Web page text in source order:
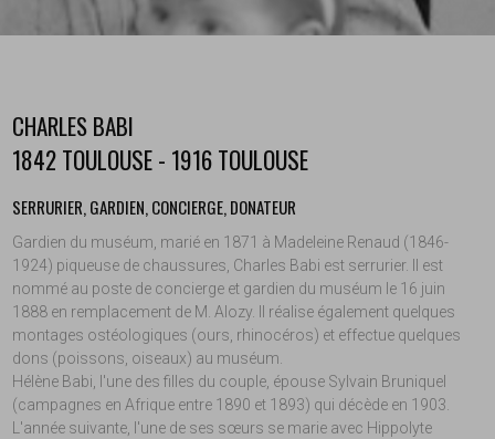
CHARLES BABI
1842 TOULOUSE - 1916 TOULOUSE
SERRURIER, GARDIEN, CONCIERGE, DONATEUR
Gardien du muséum, marié en 1871 à Madeleine Renaud (1846-
1924) piqueuse de chaussures, Charles Babi est serrurier. Il est
nommé au poste de concierge et gardien du muséum le 16 juin
1888 en remplacement de M. Alozy. Il réalise également quelques
montages ostéologiques (ours, rhinocéros) et effectue quelques
dons (poissons, oiseaux) au muséum.
Hélène Babi, l'une des filles du couple, épouse Sylvain Bruniquel
(campagnes en Afrique entre 1890 et 1893) qui décède en 1903.
L'année suivante, l'une de ses sœurs se marie avec Hippolyte